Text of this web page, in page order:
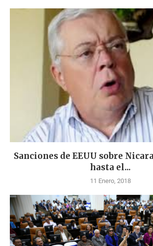
Sanciones de EEUU sobre
hasta el...
11 Enero, 2018